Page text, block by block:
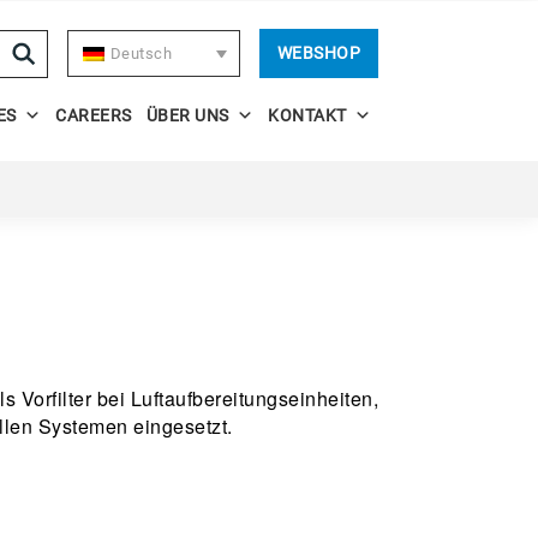
Deutsch WEBSHOP
CAREERS ÜBER UNS KONTAKT
Vorfilter bei Luftaufbereitungseinheiten,
Systemen eingesetzt.